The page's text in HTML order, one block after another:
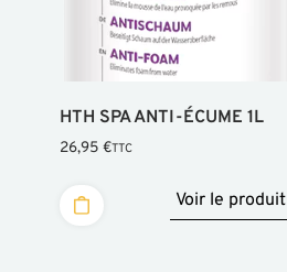
HTH SPA ANTI-ÉCUME 1L
26,95€TTC
Voir le produit